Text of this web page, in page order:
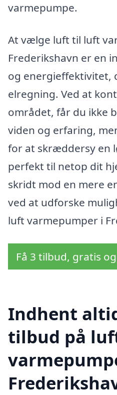
varmepumpe.
At vælge luft til luft
Frederikshavn er en
og energieffektivitet,
elregning. Ved at
området, får du ikke
viden og erfaring,
for at skræddersy en
perfekt til netop dit
skridt mod en mere
ved at udforske
luft varmepumper i
Få 3 tilbud, gratis
Indhent
tilbud på